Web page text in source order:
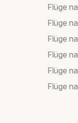
Flüge
Flüge
Flüge
Flüge
Flüge
Flüge